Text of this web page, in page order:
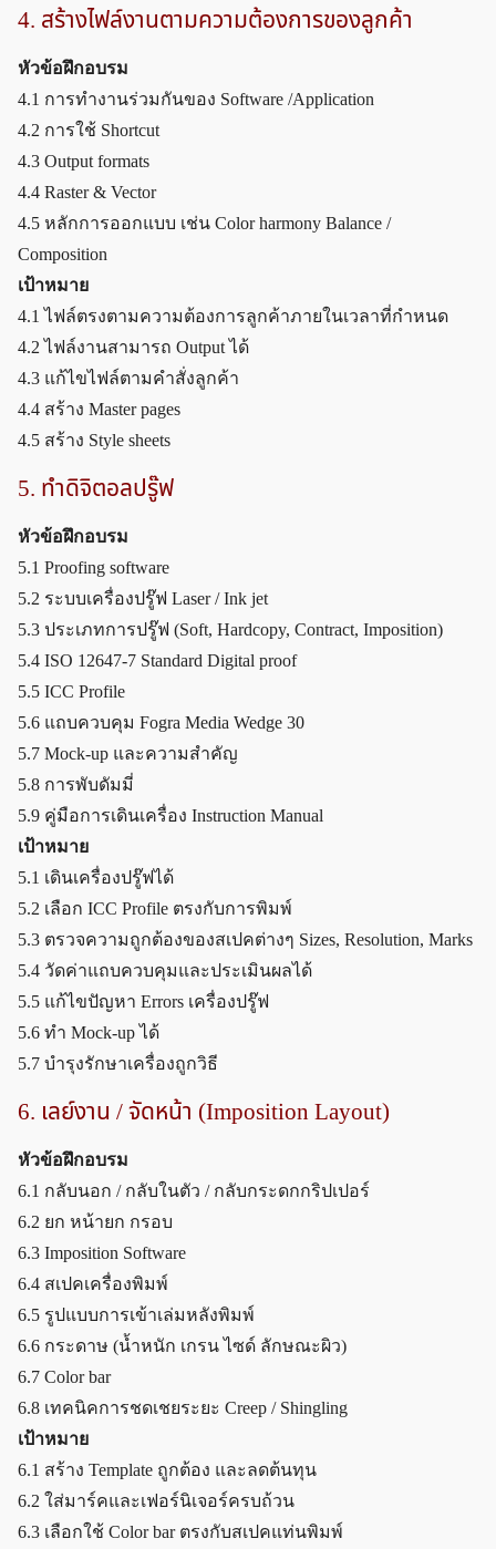
4. สร้างไฟล์งานตามความต้องการของลูกค้า
หัวข้อฝึกอบรม
4.1 การทำงานร่วมกันของ Software /Application
4.2 การใช้ Shortcut
4.3 Output formats
4.4 Raster & Vector
4.5 หลักการออกแบบ เช่น Color harmony Balance /
Composition
เป้าหมาย
4.1 ไฟล์ตรงตามความต้องการลูกค้าภายในเวลาที่กำหนด
4.2 ไฟล์งานสามารถ Output ได้
4.3 แก้ไขไฟล์ตามคำสั่งลูกค้า
4.4 สร้าง Master pages
4.5 สร้าง Style sheets
5. ทำดิจิตอลปรู๊ฟ
หัวข้อฝึกอบรม
5.1 Proofing software
5.2 ระบบเครื่องปรู๊ฟ Laser / Ink jet
5.3 ประเภทการปรู๊ฟ (Soft, Hardcopy, Contract, Imposition)
5.4 ISO 12647-7 Standard Digital proof
5.5 ICC Profile
5.6 แถบควบคุม Fogra Media Wedge 30
5.7 Mock-up และความสำคัญ
5.8 การพับดัมมี่
5.9 คู่มือการเดินเครื่อง Instruction Manual
เป้าหมาย
5.1 เดินเครื่องปรู๊ฟได้
5.2 เลือก ICC Profile ตรงกับการพิมพ์
5.3 ตรวจความถูกต้องของสเปคต่างๆ Sizes, Resolution, Marks
5.4 วัดค่าแถบควบคุมและประเมินผลได้
5.5 แก้ไขปัญหา Errors เครื่องปรู๊ฟ
5.6 ทำ Mock-up ได้
5.7 บำรุงรักษาเครื่องถูกวิธี
6. เลย์งาน / จัดหน้า (Imposition Layout)
หัวข้อฝึกอบรม
6.1 กลับนอก / กลับในตัว / กลับกระดกกริปเปอร์
6.2 ยก หน้ายก กรอบ
6.3 Imposition Software
6.4 สเปคเครื่องพิมพ์
6.5 รูปแบบการเข้าเล่มหลังพิมพ์
6.6 กระดาษ (น้ำหนัก เกรน ไซด์ ลักษณะผิว)
6.7 Color bar
6.8 เทคนิคการชดเชยระยะ Creep / Shingling
เป้าหมาย
6.1 สร้าง Template ถูกต้อง และลดต้นทุน
6.2 ใส่มาร์คและเฟอร์นิเจอร์ครบถ้วน
6.3 เลือกใช้ Color bar ตรงกับสเปคแท่นพิมพ์